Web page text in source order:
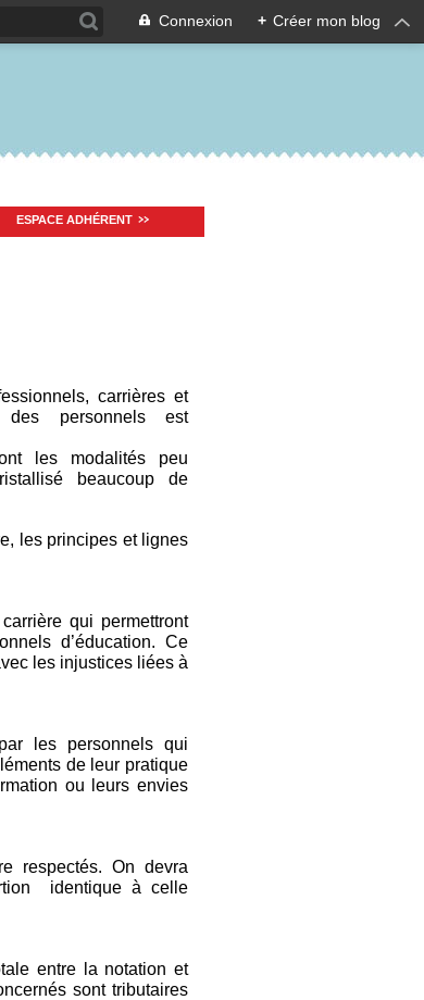
Connexion + Créer mon blog
ESPACE ADHÉRENT
carrières et
des personnels est
les modalités peu
beaucoup de
les principes et lignes
qui permettront
d’éducation. Ce
les injustices liées à
les personnels qui
de leur pratique
ou leurs envies
respectés. On devra
identique à celle
entre la notation et
sont tributaires